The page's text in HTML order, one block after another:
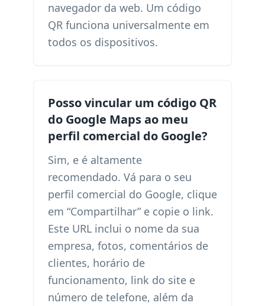
navegador da web. Um código
QR funciona universalmente em
todos os dispositivos.
Posso vincular um código QR
do Google Maps ao meu
perfil comercial do Google?
Sim, e é altamente
recomendado. Vá para o seu
perfil comercial do Google, clique
em “Compartilhar” e copie o link.
Este URL inclui o nome da sua
empresa, fotos, comentários de
clientes, horário de
funcionamento, link do site e
número de telefone, além da